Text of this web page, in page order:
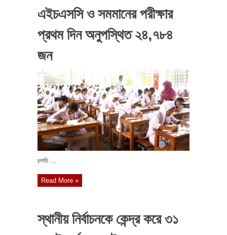
এইচএসসি ও সমমানের পরীক্ষার
প্রথম দিন অনুপস্থিত ২৪,৭৮৪
জন
চলতি ...
Read More »
স্থানীয় নির্বাচনকে কেন্দ্র করে ৩১